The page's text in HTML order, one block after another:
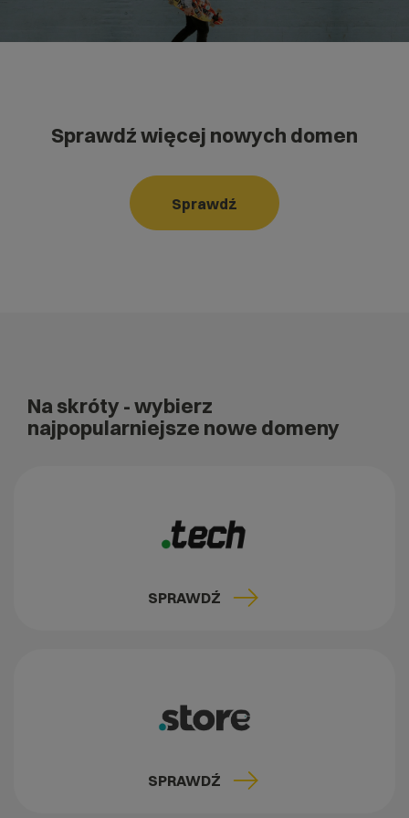
Sprawdź więcej nowych domen
Sprawdź
Na skróty - wybierz
najpopularniejsze nowe domeny
SPRAWDŹ
SPRAWDŹ